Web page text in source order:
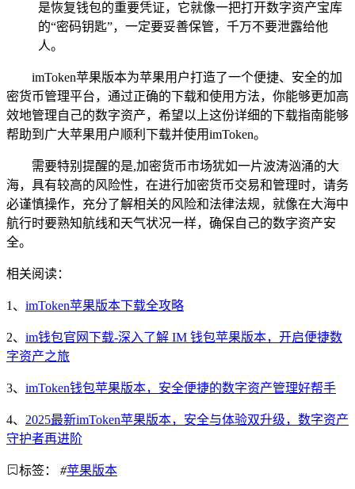
是恢复钱包的重要凭证，它就像一把打开数字资产宝库
的“密码钥匙”，一定要妥善保管，千万不要泄露给他
人。
imToken苹果版本为苹果用户打造了一个便捷、安全的加
密货币管理平台，通过正确的下载和使用方法，你能够更加高
效地管理自己的数字资产，希望以上这份详细的下载指南能够
帮助到广大苹果用户顺利下载并使用imToken。
需要特别提醒的是,加密货币市场犹如一片波涛汹涌的大
海，具有较高的风险性，在进行加密货币交易和管理时，请务
必谨慎操作，充分了解相关的风险和法律法规，就像在大海中
航行时要熟知航线和天气状况一样，确保自己的数字资产安
全。
相关阅读：
1、 imToken苹果版本下载全攻略
2、 im钱包官网下载-深入了解 IM 钱包苹果版本，开启便捷数
字资产之旅
3、 imToken钱包苹果版本，安全便捷的数字资产管理好帮手
4、 2025最新imToken苹果版本，安全与体验双升级，数字资产
守护者再进阶
标签： #苹果版本